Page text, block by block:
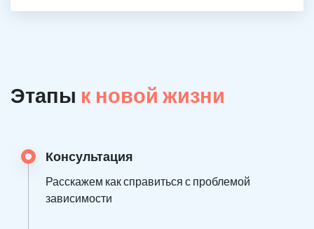
Этапы к новой жизни
Консультация
Расскажем как справиться с проблемой
зависимости